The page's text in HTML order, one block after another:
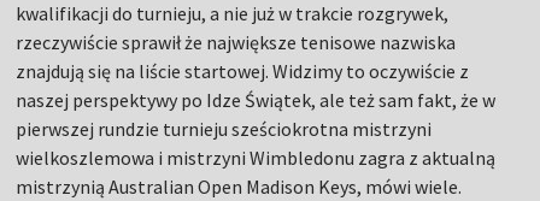
kwalifikacji do turnieju, a nie już w trakcie rozgrywek,
rzeczywiście sprawił że największe tenisowe nazwiska
znajdują się na liście startowej. Widzimy to oczywiście z
naszej perspektywy po Idze Świątek, ale też sam fakt, że w
pierwszej rundzie turnieju sześciokrotna mistrzyni
wielkoszlemowa i mistrzyni Wimbledonu zagra z aktualną
mistrzynią Australian Open Madison Keys, mówi wiele.